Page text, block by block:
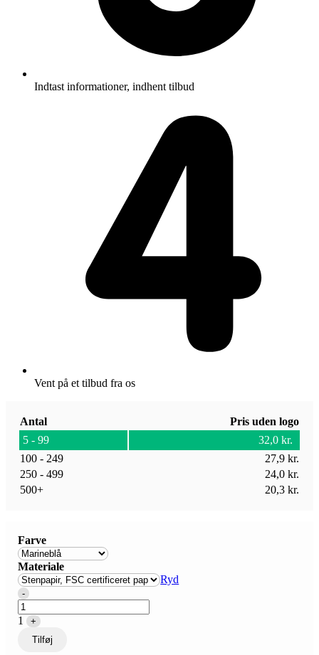
Indtast informationer, indhent tilbud
Vent på et tilbud fra os
Antal
Pris uden logo
5 - 99
32,0 kr.
100 - 249
27,9 kr.
250 - 499
24,0 kr.
500+
20,3 kr.
Farve
Materiale
Ryd
Quantity
-
1
+
Tilføj